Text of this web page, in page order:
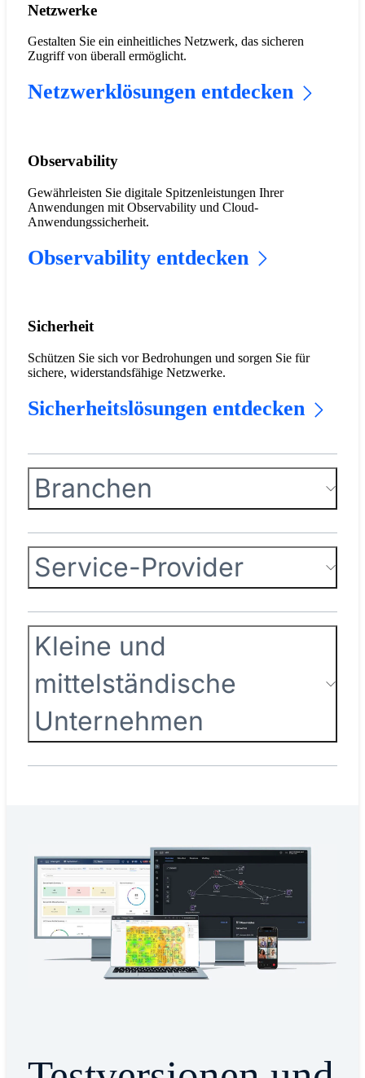
Netzwerke
Gestalten Sie ein einheitliches Netzwerk, das sicheren
Zugriff von überall ermöglicht.
Netzwerklösungen entdecken
Observability
Gewährleisten Sie digitale Spitzenleistungen Ihrer
Anwendungen mit Observability und Cloud-
Anwendungssicherheit.
Observability entdecken
Sicherheit
Schützen Sie sich vor Bedrohungen und sorgen Sie für
sichere, widerstandsfähige Netzwerke.
Sicherheitslösungen entdecken
Branchen
Service-Provider
Kleine und
mittelständische
Unternehmen